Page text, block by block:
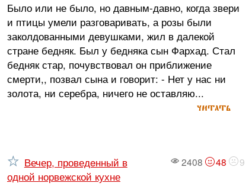
Было или не было, но давным-давно, когда звери
и птицы умели разговаривать, а розы были
заколдованными девушками, жил в далекой
стране бедняк. Был у бедняка сын Фархад. Стал
бедняк стар, почувствовал он приближение
смерти,, позвал сына и говорит: - Нет у нас ни
золота, ни серебра, ничего не оставляю...
читать
2408 48 9
Вечер, проведeнный в
одной норвежской кухне